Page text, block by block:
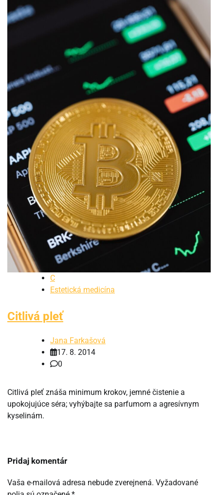
C
Estetická medicína
Citlivá pleť
Jana Farkašová
17. 8. 2014
0
Citlivá pleť znáša minimum krokov, jemné čistenie a
upokojujúce séra; vyhýbajte sa parfumom a agresívnym
kyselinám.
Pridaj komentár
Vaša e-mailová adresa nebude zverejnená. Vyžadované